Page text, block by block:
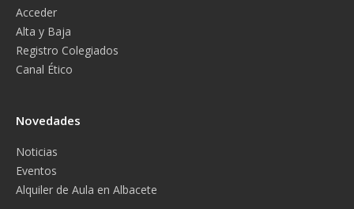
Acceder
Alta y Baja
Registro Colegiados
Canal Ético
Novedades
Noticias
Eventos
Alquiler de Aula en Albacete